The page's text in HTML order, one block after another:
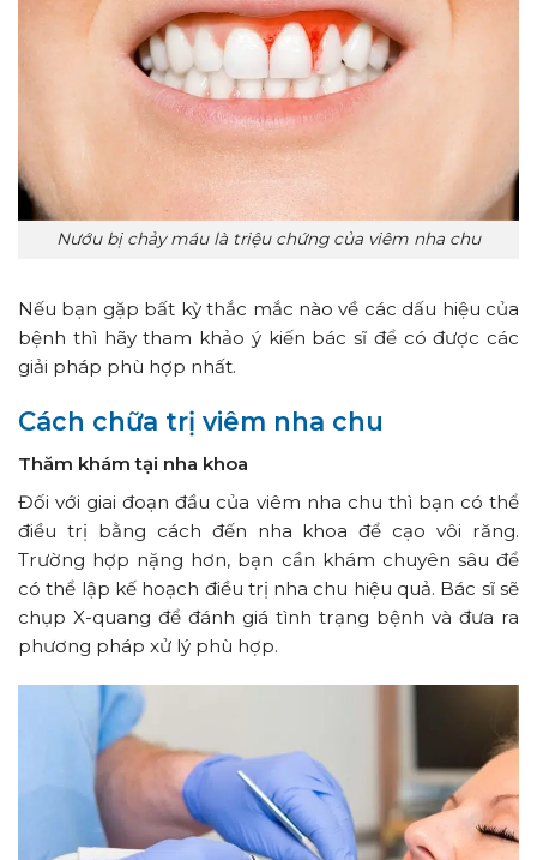
Nướu bị chảy máu là triệu chứng của viêm nha chu
Nếu bạn gặp bất kỳ thắc mắc nào về các dấu hiệu của
bệnh thì hãy tham khảo ý kiến bác sĩ để có được các
giải pháp phù hợp nhất.
Cách chữa trị viêm nha chu
Thăm khám tại nha khoa
Đối với giai đoạn đầu của viêm nha chu thì bạn có thể
điều trị bằng cách đến nha khoa để cạo vôi răng.
Trường hợp nặng hơn, bạn cần khám chuyên sâu để
có thể lập kế hoạch điều trị nha chu hiệu quả. Bác sĩ sẽ
chụp X-quang để đánh giá tình trạng bệnh và đưa ra
phương pháp xử lý phù hợp.